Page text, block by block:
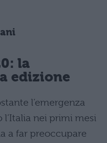
la
edizione
l’emergenza
nei primi mesi
a far preoccupare